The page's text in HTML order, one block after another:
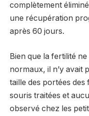
complètement
une récupération
après 60 jours.
Bien que la fertilité
normaux, il n’y avait
taille des portées
souris traitées et
observé chez les